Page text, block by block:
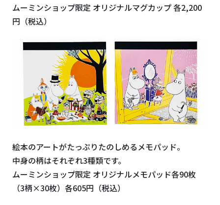
ムーミンショップ限定 オリジナルマグカップ 各2,200
円（税込）
絵本のアートがたっぷりたのしめるメモパッド。
中身の柄はそれぞれ3種類です。
ムーミンショップ限定 オリジナルメモパッド各90枚
（3柄×30枚）各605円（税込）